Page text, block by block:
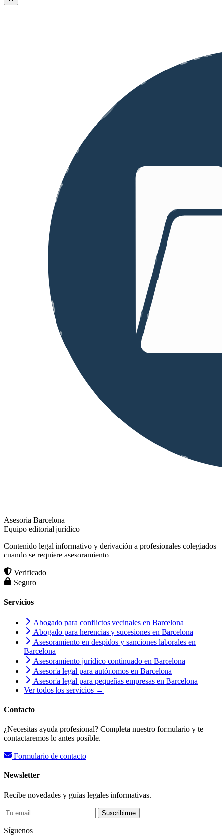
Asesoria Barcelona
Equipo editorial jurídico
Contenido legal informativo y derivación a profesionales colegiados
cuando se requiere asesoramiento.
Verificado
Seguro
Servicios
Abogado para conflictos vecinales en Barcelona
Abogado para herencias y sucesiones en Barcelona
Asesoramiento en despidos y sanciones laborales en
Barcelona
Asesoramiento jurídico continuado en Barcelona
Asesoría legal para autónomos en Barcelona
Asesoría legal para pequeñas empresas en Barcelona
Ver todos los servicios →
Contacto
¿Necesitas ayuda profesional? Completa nuestro formulario y te
contactaremos lo antes posible.
Formulario de contacto
Newsletter
Recibe novedades y guías legales informativas.
Suscribirme
Síguenos